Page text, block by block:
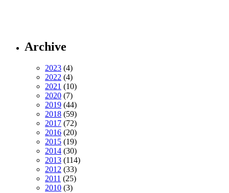
Archive
2023 (4)
2022 (4)
2021 (10)
2020 (7)
2019 (44)
2018 (59)
2017 (72)
2016 (20)
2015 (19)
2014 (30)
2013 (114)
2012 (33)
2011 (25)
2010 (3)